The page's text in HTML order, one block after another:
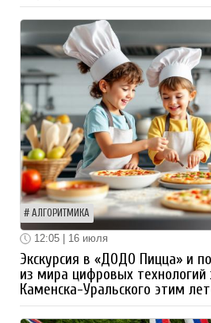
АЛГОРИТМИКА
12:05 | 16 июля
Экскурсия в «ДОДО Пицца» и
из мира цифровых
Каменска-Уральского этим